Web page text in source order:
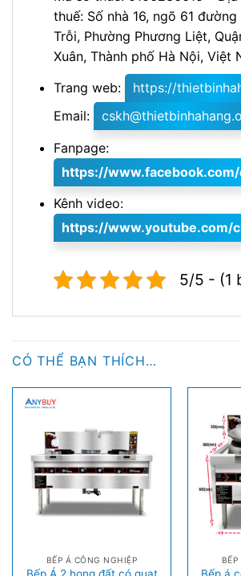
thuế: Số nhà 16, ngõ 61 đường
Trỗi, Phường Phương Liệt,
Xuân, Thành phố Hà Nội, Việt
Trang web:
https://
Email:
Fanpage:
https://
Kênh video:
https://www.youtube.com/
5/5 - (1
CÓ THỂ BẠN THÍCH…
BẾP Á CÔNG NGHIỆP